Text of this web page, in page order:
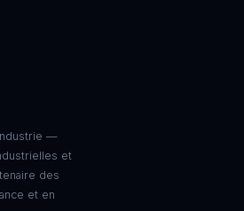
—
et
des
et en